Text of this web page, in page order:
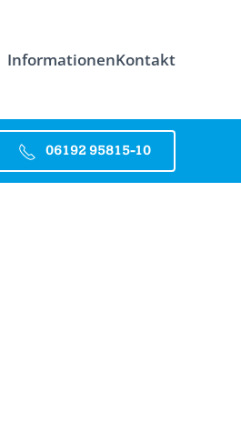
InformationenKontakt
06192 95815-10